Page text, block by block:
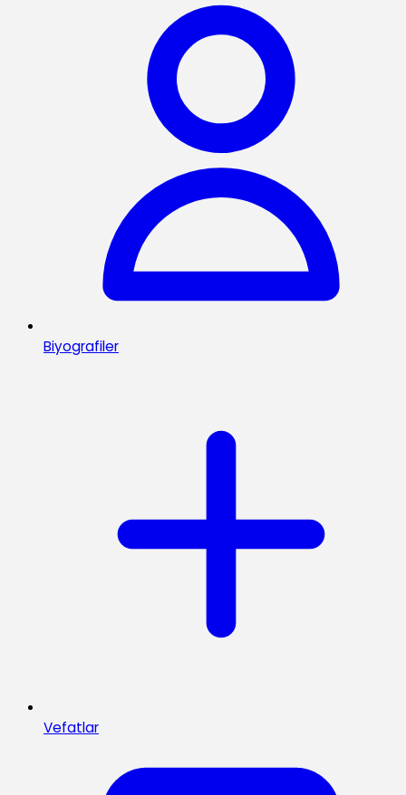
Biyografiler
Vefatlar